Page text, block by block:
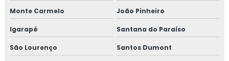
Isolamento térmico tubo de água quente
Isolamento térmico tubulação industrial
Janela de inspeção termográfica
Monte Carmelo João Pinheiro
Igarapé Santana do Paraíso
São Lourenço Santos Dumont